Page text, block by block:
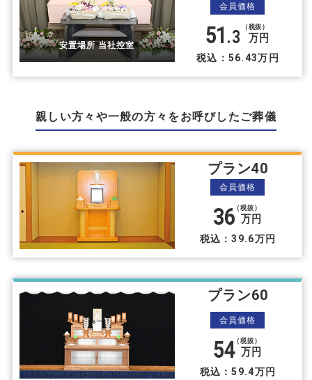
安置場所 当社控室
会員価格
51 .3 （税抜）
万円
税込：56.43万円
親しい方々や⼀般の方々をお呼びしたご葬儀
プラン40
会員価格
36 （税抜）
万円
税込：39.6万円
プラン60
会員価格
54 （税抜）
万円
税込：59.4万円